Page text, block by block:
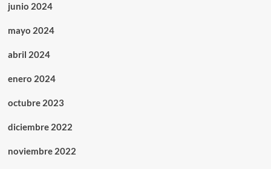
junio 2024
mayo 2024
abril 2024
enero 2024
octubre 2023
diciembre 2022
noviembre 2022